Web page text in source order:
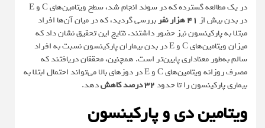
در یک مطالعه گسترده که در سوئد انجام شد، سطح ویتامین‌های C و E
در بدن بیش از ۴۱ هزار نفر
بررسی گردید، که در میان آن‌ها افراد
مبتلا به پارکینسون نیز حضور داشتند. نتایج این تحقیق نشان داد که
میزان ویتامین‌های C و E در بدن بیماران پارکینسون نسبت به افراد
سالم به‌طور معناداری پایین‌تر است. همچنین، محققان دریافتند که
مصرف روزانه ویتامین‌های C و E در دوزهای بالا می‌تواند احتمال ابتلا به
بیماری پارکینسون را تا حدود
دهد.
ویتامین دی و پارکینسون